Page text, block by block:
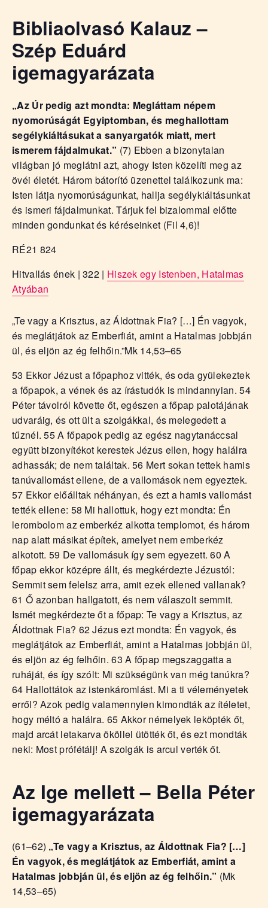
Bibliaolvasó Kalauz –
Szép Eduárd
igemagyarázata
„Az Úr pedig azt mondta: Megláttam népem
nyomorúságát Egyiptomban, és meghallottam
segélykiáltásukat a sanyargatók miatt, mert
ismerem fájdalmukat.” (7) Ebben a bizonytalan
világban jó meglátni azt, ahogy Isten közelíti meg az
övéi életét. Három bátorító üzenettel találkozunk ma:
Isten látja nyomorúságunkat, hallja segélykiáltásunkat
és ismeri fájdalmunkat. Tárjuk fel bizalommal előtte
minden gondunkat és kéréseinket (Fil 4,6)!
RÉ21 824
Hitvallás ének | 322 | Hiszek egy Istenben, Hatalmas
Atyában
„Te vagy a Krisztus, az Áldottnak Fia? […] Én vagyok,
és meglátjátok az Emberfiát, amint a Hatalmas jobbján
ül, és eljön az ég felhőin.”Mk 14,53–65
53 Ekkor Jézust a főpaphoz vitték, és oda gyülekeztek
a főpapok, a vének és az írástudók is mindannyian. 54
Péter távolról követte őt, egészen a főpap palotájának
udvaráig, és ott ült a szolgákkal, és melegedett a
tűznél. 55 A főpapok pedig az egész nagytanáccsal
együtt bizonyítékot kerestek Jézus ellen, hogy halálra
adhassák; de nem találtak. 56 Mert sokan tettek hamis
tanúvallomást ellene, de a vallomások nem egyeztek.
57 Ekkor előálltak néhányan, és ezt a hamis vallomást
tették ellene: 58 Mi hallottuk, hogy ezt mondta: Én
lerombolom az emberkéz alkotta templomot, és három
nap alatt másikat építek, amelyet nem emberkéz
alkotott. 59 De vallomásuk így sem egyezett. 60 A
főpap ekkor középre állt, és megkérdezte Jézustól:
Semmit sem felelsz arra, amit ezek ellened vallanak?
61 Ő azonban hallgatott, és nem válaszolt semmit.
Ismét megkérdezte őt a főpap: Te vagy a Krisztus, az
Áldottnak Fia? 62 Jézus ezt mondta: Én vagyok, és
meglátjátok az Emberfiát, amint a Hatalmas jobbján ül,
és eljön az ég felhőin. 63 A főpap megszaggatta a
ruháját, és így szólt: Mi szükségünk van még tanúkra?
64 Hallottátok az istenkáromlást. Mi a ti véleményetek
erről? Azok pedig valamennyien kimondták az ítéletet,
hogy méltó a halálra. 65 Akkor némelyek leköpték őt,
majd arcát letakarva ököllel ütötték őt, és ezt mondták
neki: Most prófétálj! A szolgák is arcul verték őt.
Az Ige mellett – Bella Péter
igemagyarázata
(61–62) „Te vagy a Krisztus, az Áldottnak Fia? […]
Én vagyok, és meglátjátok az Emberfiát, amint a
Hatalmas jobbján ül, és eljön az ég felhőin.” (Mk
14,53–65)